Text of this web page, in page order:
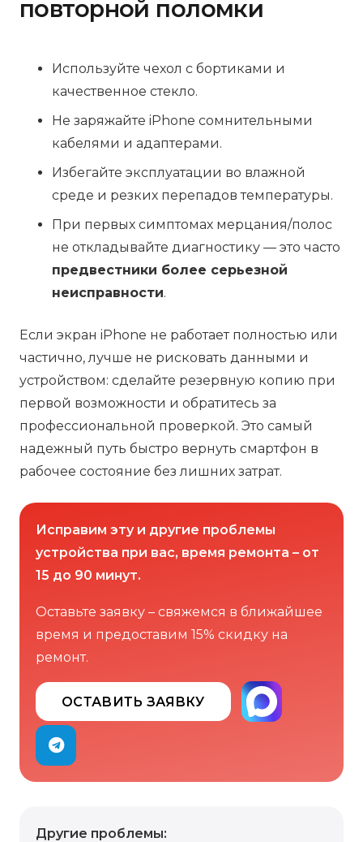
повторной поломки
Используйте чехол с бортиками и
качественное стекло.
Не заряжайте iPhone сомнительными
кабелями и адаптерами.
Избегайте эксплуатации во влажной
среде и резких перепадов температуры.
При первых симптомах мерцания/полос
не откладывайте диагностику — это часто
предвестники более серьезной
неисправности.
Если экран iPhone не работает полностью или
частично, лучше не рисковать данными и
устройством: сделайте резервную копию при
первой возможности и обратитесь за
профессиональной проверкой. Это самый
надежный путь быстро вернуть смартфон в
рабочее состояние без лишних затрат.
Исправим эту и другие проблемы
устройства при вас, время ремонта – от
15 до 90 минут.
Оставьте заявку – свяжемся в ближайшее
время и предоставим 15% скидку на
ремонт.
ОСТАВИТЬ ЗАЯВКУ
Другие проблемы: